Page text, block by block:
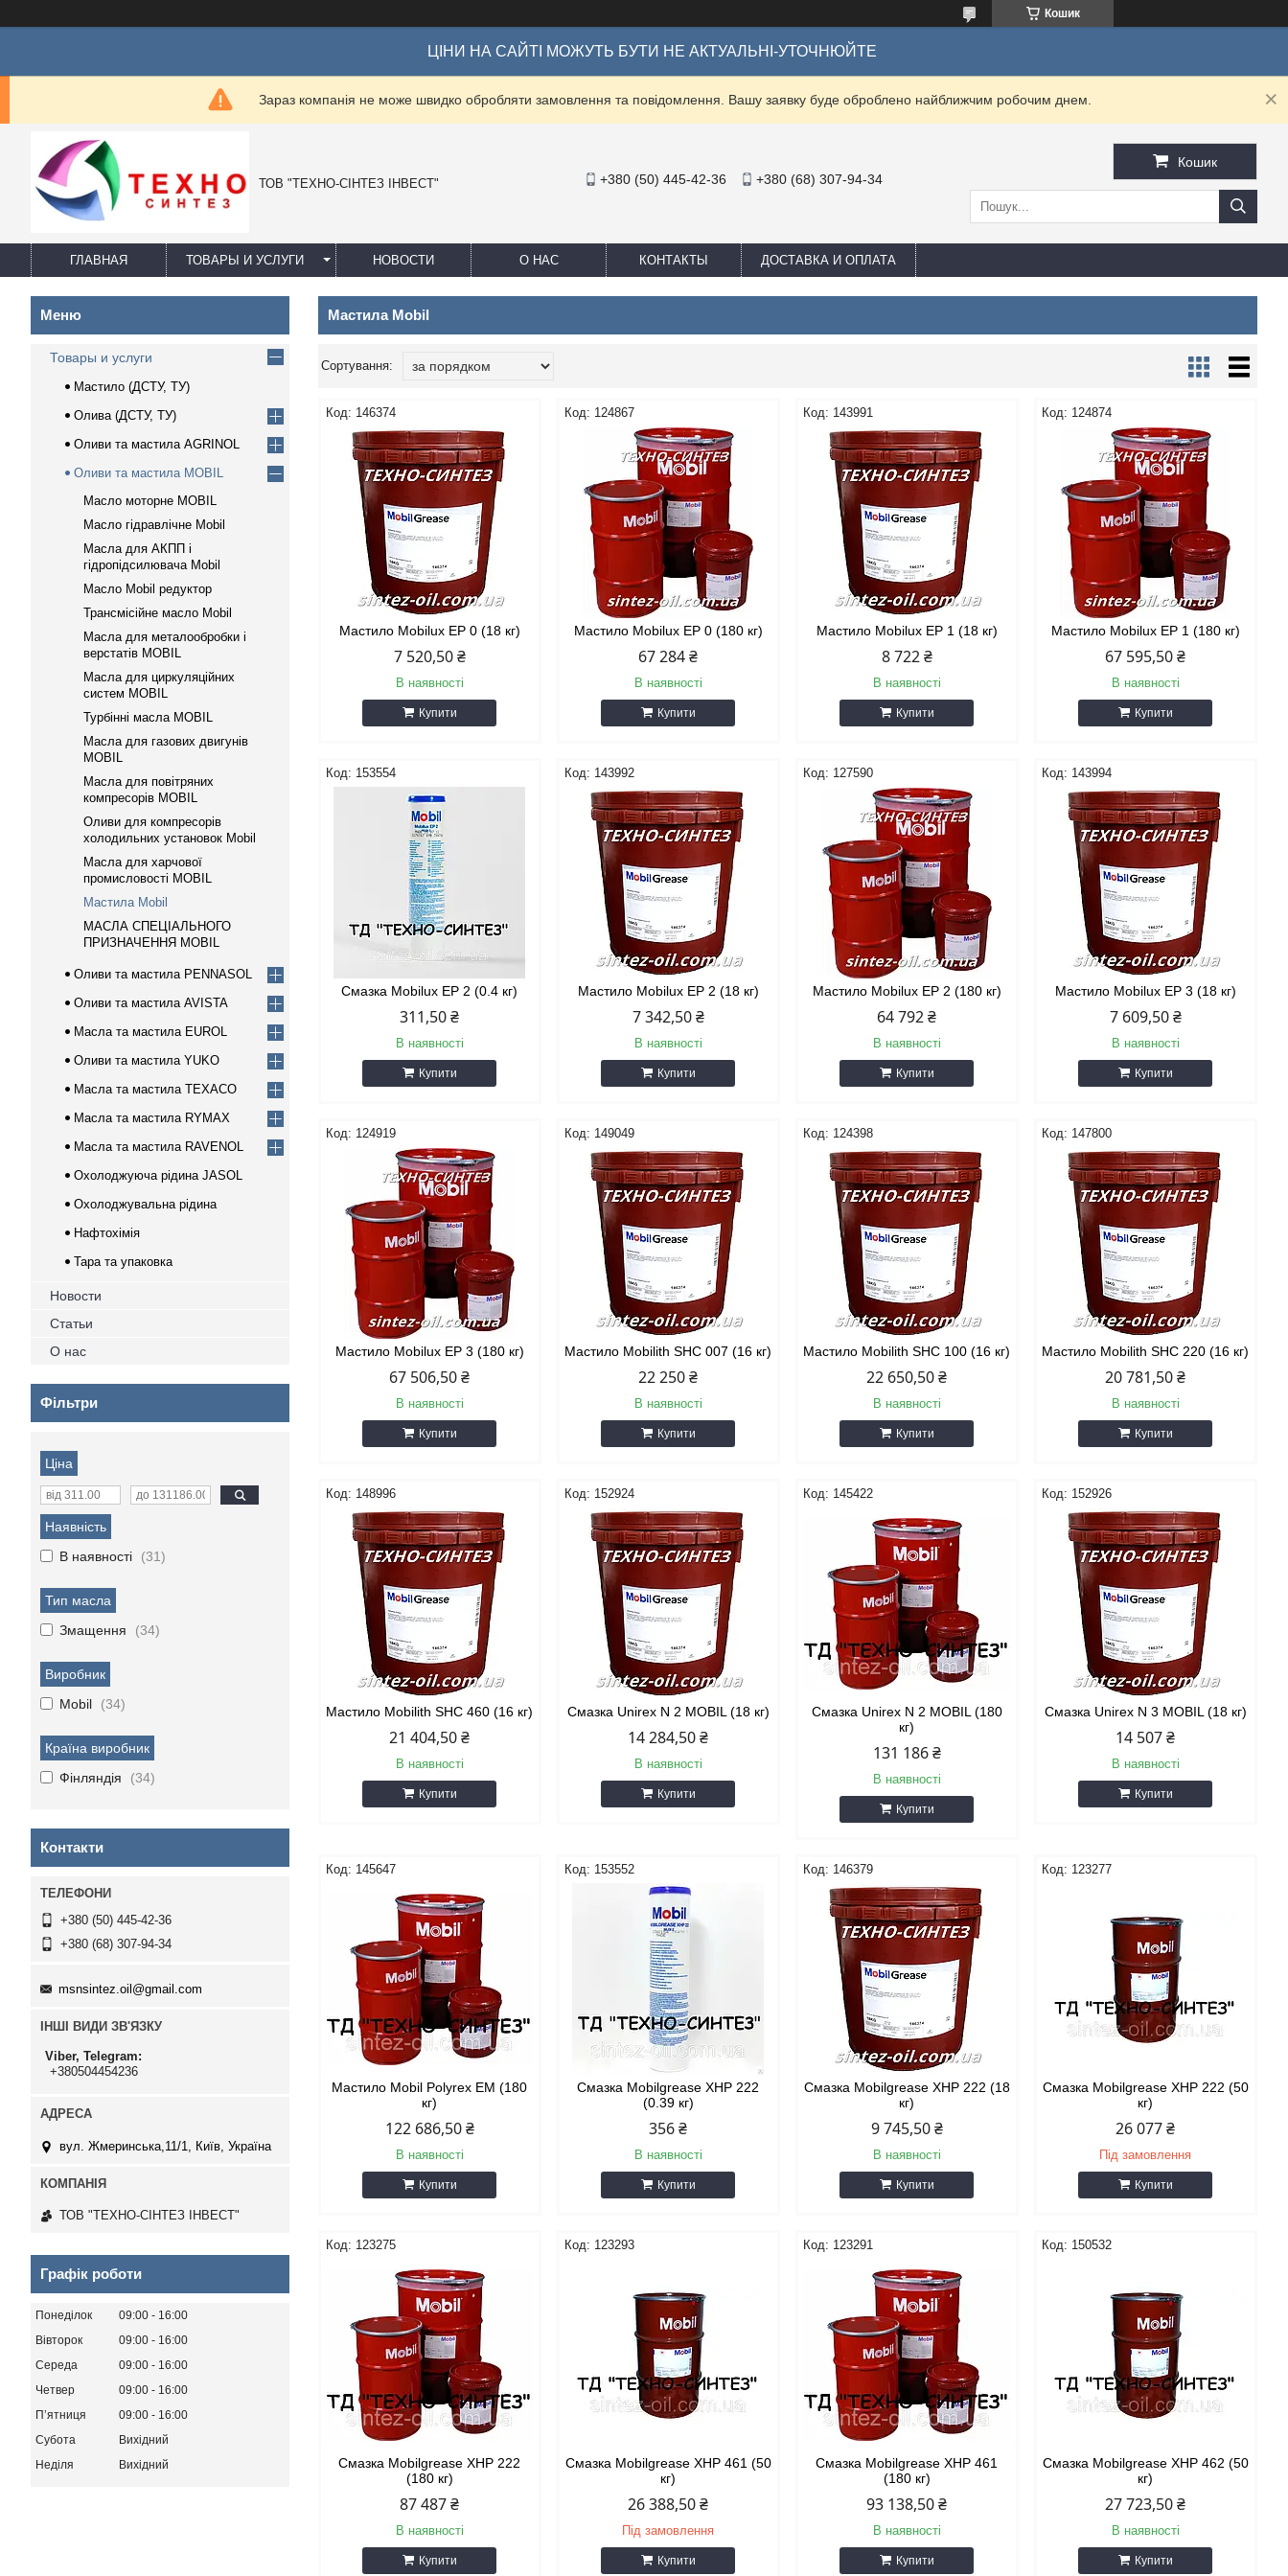
Кошик
ЦІНИ НА САЙТІ МОЖУТЬ БУТИ НЕ АКТУАЛЬНІ-УТОЧНЮЙТЕ
Зараз компанія не може швидко обробляти замовлення та повідомлення. Вашу заявку буде оброблено найближчим робочим днем.
ТОВ "ТЕХНО-СІНТЕЗ ІНВЕСТ" +380 (50) 445-42-36 +380 (68) 307-94-34
Кошик
ГЛАВНАЯ ТОВАРЫ И УСЛУГИ НОВОСТИ О НАС КОНТАКТЫ ДОСТАВКА И ОПЛАТА
Мастила Mobil
146374
Мастило Mobilux EP 0 (18 кг)
7 520,50 ₴
В наявності
Купити
124867
Мастило Mobilux EP 0 (180 кг)
67 284 ₴
В наявності
Купити
143991
Мастило Mobilux EP 1 (18 кг)
8 722 ₴
В наявності
Купити
124874
Мастило Mobilux EP 1 (180 кг)
67 595,50 ₴
В наявності
Купити
153554
Смазка Mobilux EP 2 (0.4 кг)
311,50 ₴
В наявності
Купити
143992
Мастило Mobilux EP 2 (18 кг)
7 342,50 ₴
В наявності
Купити
127590
Мастило Mobilux EP 2 (180 кг)
64 792 ₴
В наявності
Купити
143994
Мастило Mobilux EP 3 (18 кг)
7 609,50 ₴
В наявності
Купити
124919
Мастило Mobilux EP 3 (180 кг)
67 506,50 ₴
В наявності
Купити
149049
Мастило Mobilith SHC 007 (16 кг)
22 250 ₴
В наявності
Купити
124398
Мастило Mobilith SHC 100 (16 кг)
22 650,50 ₴
В наявності
Купити
147800
Мастило Mobilith SHC 220 (16 кг)
20 781,50 ₴
В наявності
Купити
148996
Мастило Mobilith SHC 460 (16 кг)
21 404,50 ₴
В наявності
Купити
152924
Смазка Unirex N 2 МOBIL (18 кг)
14 284,50 ₴
В наявності
Купити
145422
Смазка Unirex N 2 МOBIL (180
кг)
131 186 ₴
В наявності
Купити
152926
Смазка Unirex N 3 МOBIL (18 кг)
14 507 ₴
В наявності
Купити
145647
Мастило Mobil Polyrex EM (180
кг)
122 686,50 ₴
В наявності
Купити
153552
Смазка Mobilgrease XHP 222
(0.39 кг)
356 ₴
В наявності
Купити
146379
Смазка Mobilgrease XHP 222 (18
кг)
9 745,50 ₴
В наявності
Купити
123277
Смазка Mobilgrease XHP 222 (50
кг)
26 077 ₴
Під замовлення
Купити
123275
Смазка Mobilgrease XHP 222
(180 кг)
87 487 ₴
В наявності
Купити
123293
Смазка Mobilgrease XHP 461 (50
кг)
26 388,50 ₴
Під замовлення
Купити
123291
Смазка Mobilgrease XHP 461
(180 кг)
93 138,50 ₴
В наявності
Купити
150532
Смазка Mobilgrease XHP 462 (50
кг)
27 723,50 ₴
В наявності
Купити
Товары и услуги
Мастило (ДСТУ, ТУ)
Олива (ДСТУ, ТУ)
Оливи та мастила AGRINOL
Оливи та мастила MOBIL
Масло моторне MOBIL
Масло гідравлічне Mobil
Масла для АКПП і
гідропідсилювача Mobil
Масло Mobil редуктор
Трансмісійне масло Mobil
Масла для металообробки і
верстатів MOBIL
Масла для циркуляційних
систем MOBIL
Турбінні масла MOBIL
Масла для газових двигунів
MOBIL
Масла для повітряних
компресорів MOBIL
Оливи для компресорів
холодильних установок Mobil
Масла для харчової
промисловості MOBIL
Мастила Mobil
МАСЛА СПЕЦІАЛЬНОГО
ПРИЗНАЧЕННЯ MOBIL
Оливи та мастила PENNASOL
Оливи та мастила AVISTA
Масла та мастила EUROL
Оливи та мастила YUKO
Масла та мастила TEXACO
Масла та мастила RYMAX
Масла та мастила RAVENOL
Охолоджуюча рідина JASOL
Охолоджувальна рідина
Нафтохімія
Тара та упаковка
Новости
Статьи
О нас
Фільтри
Ціна
Наявність
В наявності
31
Тип масла
Змащення
34
Виробник
Mobil
34
Країна виробник
Фінляндія
34
Контакти
+380 (50) 445-42-36
+380 (68) 307-94-34
msnsintez.oil@gmail.com
ІНШІ ВИДИ ЗВ'ЯЗКУ
Viber, Telegram
+380504454236
вул. Жмеринська,11/1, Київ, Україна
ТОВ "ТЕХНО-СІНТЕЗ ІНВЕСТ"
Графік роботи
Понеділок 09:00
16:00
Вівторок
09:00
16:00
Середа
09:00
16:00
Четвер
09:00
16:00
Пʼятниця
09:00
16:00
Субота
Вихідний
Неділя
Вихідний